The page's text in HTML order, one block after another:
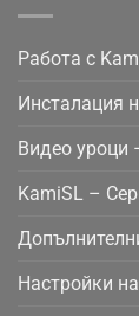
Работа с
Инсталация
Видео уроци
KamiSL –
Настройки